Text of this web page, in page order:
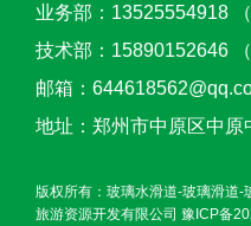
业务部：13525554918 （
技术部：15890152646 （
邮箱：
地址：郑州市中原区中原
版权所有：玻璃水滑道-玻璃滑道
旅游资源开发有限公司 豫ICP备